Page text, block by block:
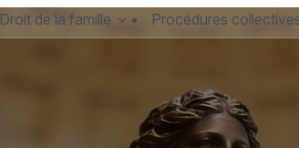
Droit de la famille Procédures